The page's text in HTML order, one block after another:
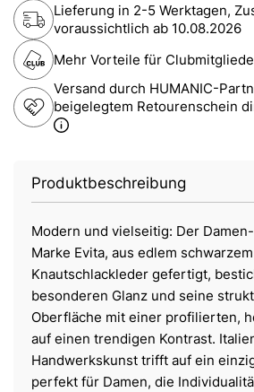
Lieferung in 2-5 Werktagen,
voraussichtlich ab 10.08.2026
Mehr Vorteile für
Versand durch HUMANIC-
beigelegtem Retourenschein
Produktbeschreibung
Modern und vielseitig: Der
Marke Evita, aus edlem schwarzem
Knautschlackleder gefertigt,
besonderen Glanz und seine
Oberfläche mit einer profilierten,
auf einen trendigen Kontrast.
Handwerkskunst trifft auf ein
perfekt für Damen, die